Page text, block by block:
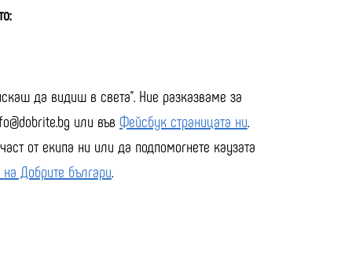
да видиш в света”. Ние разказваме за
или във Фейсбук страницата ни.
от екипа ни или да подпомогнете каузата
на Добрите българи.